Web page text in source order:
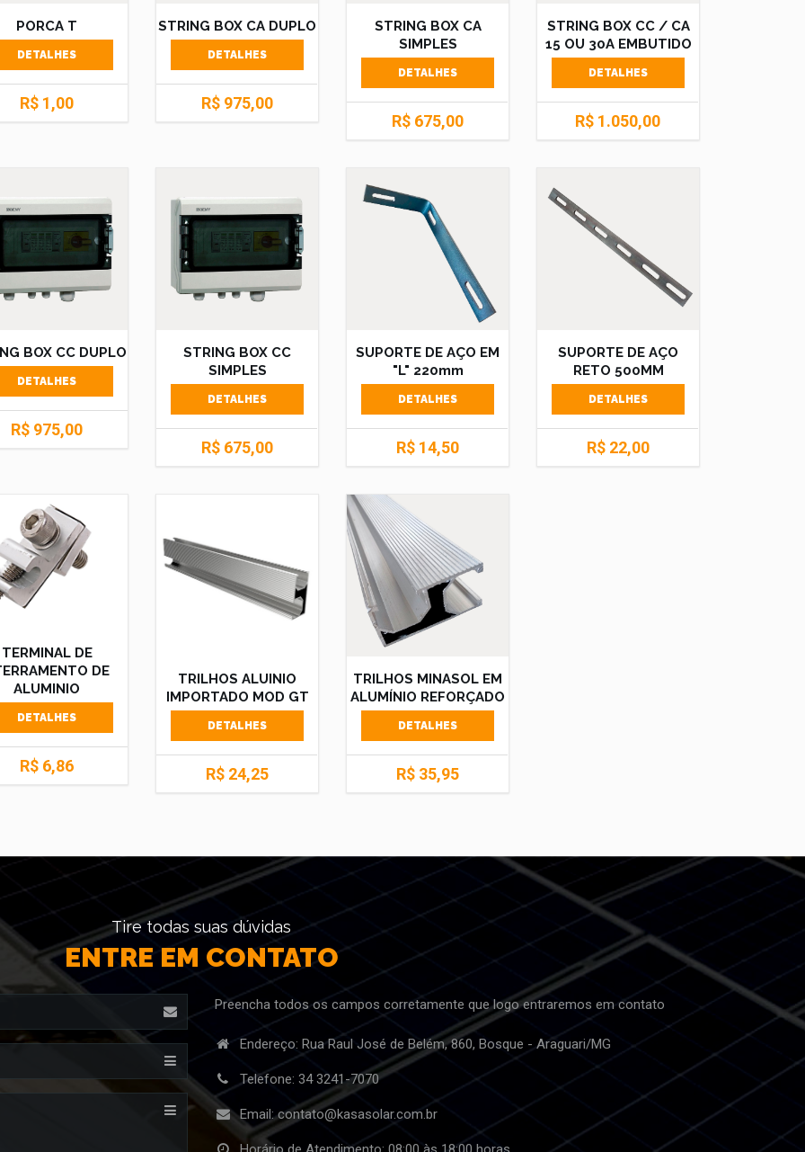
PORCA T
DETALHES
R$ 1,00
STRING BOX CA DUPLO
DETALHES
R$ 975,00
STRING BOX CA
SIMPLES
DETALHES
R$ 675,00
STRING BOX CC / CA
15 OU 30A EMBUTIDO
DETALHES
R$ 1.050,00
BOX CC DUPLO
DETALHES
R$ 975,00
STRING BOX CC
SIMPLES
DETALHES
R$ 675,00
SUPORTE DE AÇO EM
"L" 220mm
DETALHES
R$ 14,50
SUPORTE DE AÇO
RETO 500MM
DETALHES
R$ 22,00
TERMINAL DE
DE
ALUMINIO
DETALHES
R$ 6,86
TRILHOS ALUINIO
IMPORTADO MOD GT
DETALHES
R$ 24,25
TRILHOS MINASOL EM
ALUMÍNIO REFORÇADO
DETALHES
R$ 35,95
Tire todas suas dúvidas
ENTRE EM CONTATO
Preencha todos os campos corretamente que logo entraremos em contato
Endereço: Rua Raul José de Belém, 860, Bosque - Araguari/MG
Telefone: 34 3241-7070
Email:contato@kasasolar.com.br